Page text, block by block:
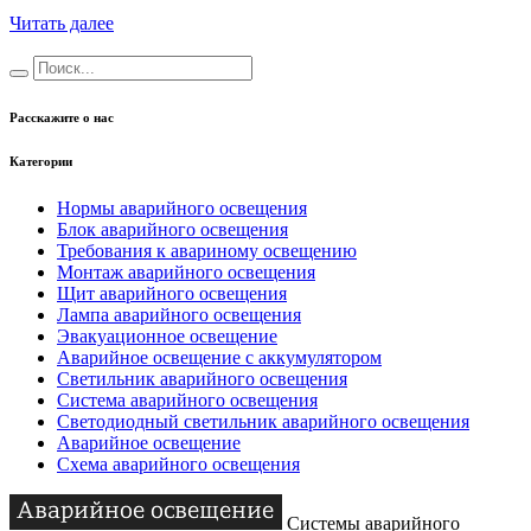
Читать далее
Расскажите о нас
Категории
Нормы аварийного освещения
Блок аварийного освещения
Требования к авариному освещению
Монтаж аварийного освещения
Щит аварийного освещения
Лампа аварийного освещения
Эвакуационное освещение
Аварийное освещение с аккумулятором
Светильник аварийного освещения
Система аварийного освещения
Светодиодный светильник аварийного освещения
Аварийное освещение
Схема аварийного освещения
Системы аварийного